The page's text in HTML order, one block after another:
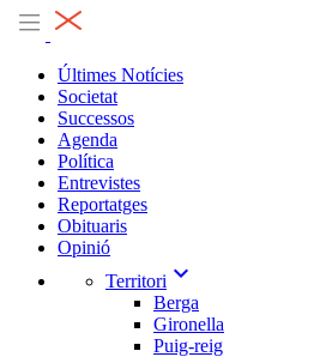
Últimes Notícies
Societat
Successos
Agenda
Política
Entrevistes
Reportatges
Obituaris
Opinió
Territori expand_more
Berga
Gironella
Puig-reig